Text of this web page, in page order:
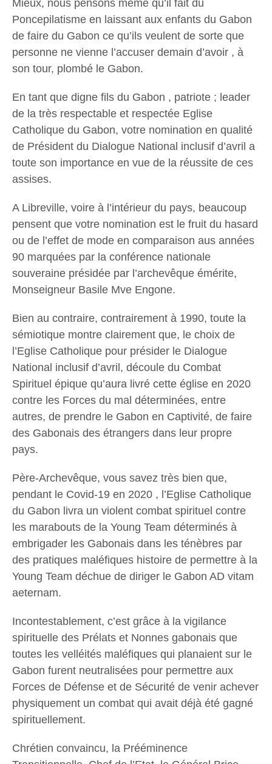
Mieux, nous pensons même qu’il fait du
Poncepilatisme en laissant aux enfants du Gabon
de faire du Gabon ce qu’ils veulent de sorte que
personne ne vienne l’accuser demain d’avoir , à
son tour, plombé le Gabon.
En tant que digne fils du Gabon , patriote ; leader
de la très respectable et respectée Eglise
Catholique du Gabon, votre nomination en qualité
de Président du Dialogue National inclusif d’avril a
toute son importance en vue de la réussite de ces
assises.
A Libreville, voire à l’intérieur du pays, beaucoup
pensent que votre nomination est le fruit du hasard
ou de l’effet de mode en comparaison aus années
90 marquées par la conférence nationale
souveraine présidée par l’archevêque émérite,
Monseigneur Basile Mve Engone.
Bien au contraire, contrairement à 1990, toute la
sémiotique montre clairement que, le choix de
l’Eglise Catholique pour présider le Dialogue
National inclusif d’avril, découle du Combat
Spirituel épique qu’aura livré cette église en 2020
contre les Forces du mal déterminées, entre
autres, de prendre le Gabon en Captivité, de faire
des Gabonais des étrangers dans leur propre
pays.
Père-Archevêque, vous savez très bien que,
pendant le Covid-19 en 2020 , l’Eglise Catholique
du Gabon livra un violent combat spirituel contre
les marabouts de la Young Team déterminés à
embrigader les Gabonais dans les ténèbres par
des pratiques maléfiques histoire de permettre à la
Young Team déchue de diriger le Gabon AD vitam
aeternam.
Incontestablement, c’est grâce à la vigilance
spirituelle des Prélats et Nonnes gabonais que
toutes les velléités maléfiques qui planaient sur le
Gabon furent neutralisées pour permettre aux
Forces de Défense et de Sécurité de venir achever
physiquement un combat qui avait déjà été gagné
spirituellement.
Chrétien convaincu, la Prééminence